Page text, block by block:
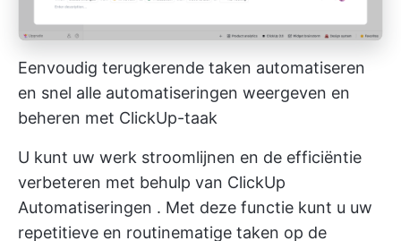
Eenvoudig terugkerende taken automatiseren
en snel alle automatiseringen weergeven en
beheren met ClickUp-taak
U kunt uw werk stroomlijnen en de efficiëntie
verbeteren met behulp van ClickUp
Automatiseringen . Met deze functie kunt u uw
repetitieve en routinematige taken op de